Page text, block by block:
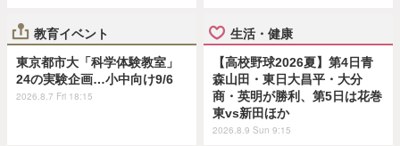
教育イベント
東京都市大「科学体験教室」
24の実験企画…小中向け9/6
2026.8.7 Fri 18:15
生活・健康
【高校野球2026夏】第4日青
森山田・東日大昌平・大分
商・英明が勝利、第5日は花巻
東vs新田ほか
2026.8.9 Sun 9:15